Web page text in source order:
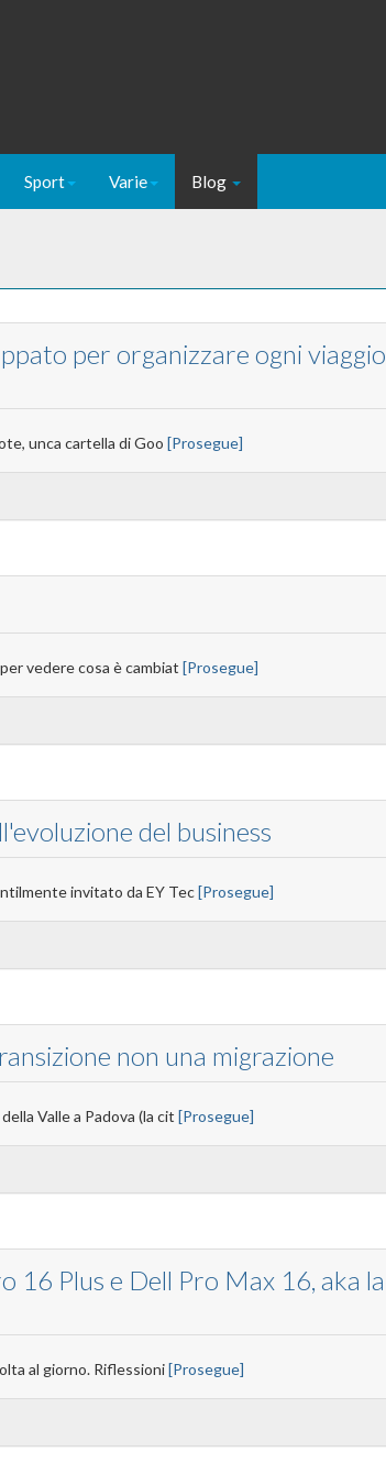
Sport Varie Blog
per organizzare ogni viaggio
unca cartella di Goo [Prosegue]
vedere cosa è cambiat [Prosegue]
del business
invitato da EY Tec[Prosegue]
non una migrazione
Valle a Padova (la cit [Prosegue]
16 Plus e Dell Pro Max 16, aka la
al giorno. Riflessioni[Prosegue]